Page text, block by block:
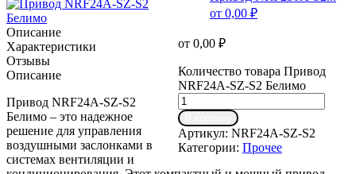
от 0,00 ₽
от 0,00 ₽
Количество товара Привод
NRF24A-SZ-S2 Белимо
Артикул: NRF24A-SZ-S2
Категории: Прочее
Описание
Характеристики
Отзывы
Описание
Привод NRF24A-SZ-S2
Белимо – это надежное
решение для управления
воздушными заслонками в
системах вентиляции и